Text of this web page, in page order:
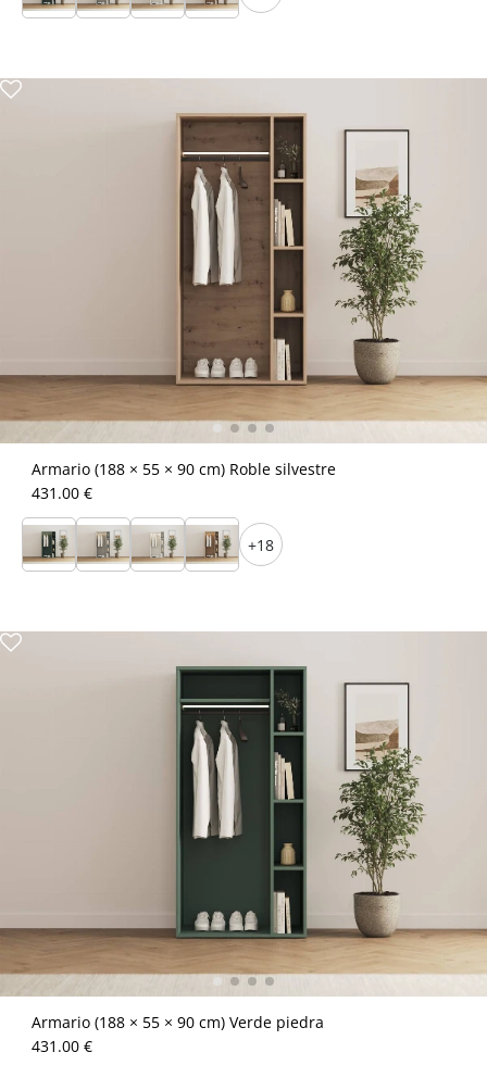
Armario (188 × 55 × 90 cm) Roble silvestre
431.00 €
+18
Armario (188 × 55 × 90 cm) Verde piedra
431.00 €